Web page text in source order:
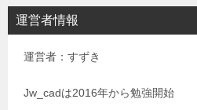
ビ
ゲ
運営者情報
運営者：すずき
Jw_cadは2016年から勉強開始